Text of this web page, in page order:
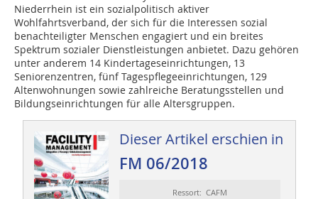
Niederrhein ist ein sozialpolitisch aktiver
Wohlfahrtsverband, der sich für die Interessen sozial
benachteiligter Menschen engagiert und ein breites
Spektrum sozialer Dienstleistungen anbietet. Dazu gehören
unter anderem 14 Kindertageseinrichtungen, 13
Seniorenzentren, fünf Tagespflegeeinrichtungen, 129
Altenwohnungen sowie zahlreiche Beratungsstellen und
Bildungseinrichtungen für alle Altersgruppen.
Dieser Artikel erschien in
FM 06/2018
Ressort: CAFM